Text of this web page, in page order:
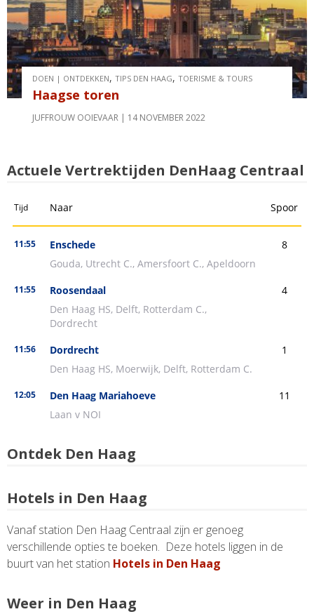
DOEN | ONTDEKKEN,TIPS DEN HAAG,TOERISME & TOURS
Haagse toren
JUFFROUW OOIEVAAR 14 NOVEMBER 2022
Actuele Vertrektijden DenHaag Centraal
Ontdek Den Haag
Hotels in Den Haag
Vanaf station Den Haag Centraal zijn er genoeg
verschillende opties te boeken. Deze hotels liggen in de
buurt van het station Hotels in Den Haag
Weer in Den Haag